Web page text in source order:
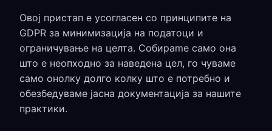
Овој пристап е усогласен со принципите на
GDPR за минимизација на податоци и
ограничување на целта. Собираme само она
што е неопходно за наведена цел, го чуваме
само онолку долго колку што е потребно и
обезбедуваме јасна документација за нашите
практики.